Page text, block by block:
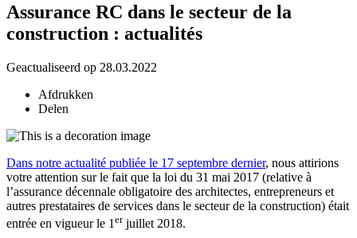
Assurance RC dans le secteur de la
construction : actualités
Geactualiseerd op 28.03.2022
Afdrukken
Delen
Dans notre actualité publiée le 17 septembre dernier, nous attirions
votre attention sur le fait que la loi du 31 mai 2017 (relative à
l’assurance décennale obligatoire des architectes, entrepreneurs et
autres prestataires de services dans le secteur de la construction) était
entrée en vigueur le 1 erjuillet 2018.